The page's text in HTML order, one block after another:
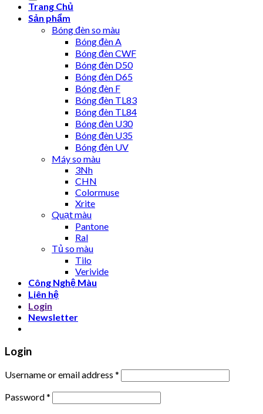
Trang Chủ
Sản phẩm
Bóng đèn so màu
Bóng đèn A
Bóng đèn CWF
Bóng đèn D50
Bóng đèn D65
Bóng đèn F
Bóng đèn TL83
Bóng đèn TL84
Bóng đèn U30
Bóng đèn U35
Bóng đèn UV
Máy so màu
3Nh
CHN
Colormuse
Xrite
Quạt màu
Pantone
Ral
Tủ so màu
Tilo
Verivide
Công Nghệ Màu
Liên hệ
Login
Newsletter
Login
Username or email address *
Password*